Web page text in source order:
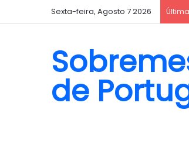
Sexta-feira, Agosto 7 2026
de